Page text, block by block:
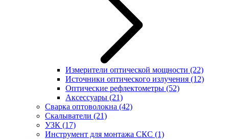
Измерители оптической мощности (22)
Источники оптического излучения (12)
Оптические рефлектометры (52)
Аксессуары (21)
Сварка оптоволокна (42)
Скалыватели (21)
УЗК (17)
Инструмент для монтажа СКС (1)